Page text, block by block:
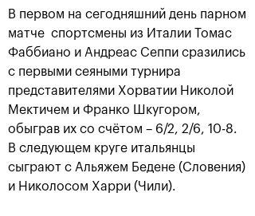
дня, 24 октября
25 октября, 11:00
октября
23 октября,
В первом на сегодняшний день парном
матче спортсмены из Италии Томас
Фаббиано и Андреас Сеппи сразились
с первыми сеяными турнира
представителями Хорватии Николой
Мектичем и Франко Шкугором,
обыграв их со счётом – 6/2, 2/6, 10-8.
В следующем круге итальянцы
сыграют с Альяжем Бедене (Словения)
и Николосом Харри (Чили).